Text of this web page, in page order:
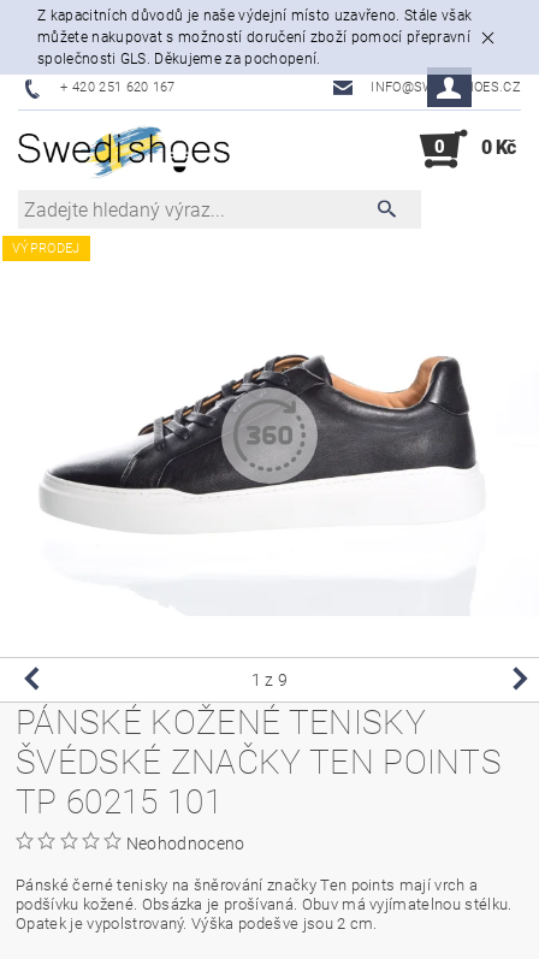
Z kapacitních důvodů je naše výdejní místo uzavřeno. Stále však
můžete nakupovat s možností doručení zboží pomocí přepravní
společnosti GLS. Děkujeme za pochopení.
+ 420 251 620 167 INFO@SWEDISHOES.CZ
0 0 Kč
VÝPRODEJ
1 z 9
PÁNSKÉ KOŽENÉ TENISKY
ŠVÉDSKÉ ZNAČKY TEN POINTS
TP 60215 101
Neohodnoceno
Pánské černé tenisky na šněrování značky Ten points mají vrch a
podšívku kožené. Obsázka je prošívaná. Obuv má vyjímatelnou stélku.
Opatek je vypolstrovaný. Výška podešve jsou 2 cm.